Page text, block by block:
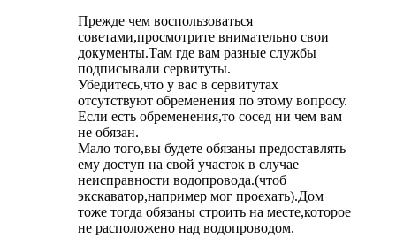
Прежде чем воспользоваться
советами,просмотрите внимательно свои
документы.Там где вам разные службы
подписывали сервитуты.
Убедитесь,что у вас в сервитутах
отсутствуют обременения по этому вопросу.
Если есть обременения,то сосед ни чем вам
не обязан.
Мало того,вы будете обязаны предоставлять
ему доступ на свой участок в случае
неисправности водопровода.(чтоб
экскаватор,например мог проехать).Дом
тоже тогда обязаны строить на месте,которое
не расположено над водопроводом.